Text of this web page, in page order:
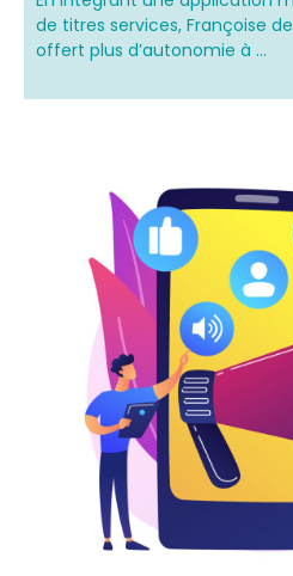
de titres services, Françoise
offert plus d’autonomie à ...